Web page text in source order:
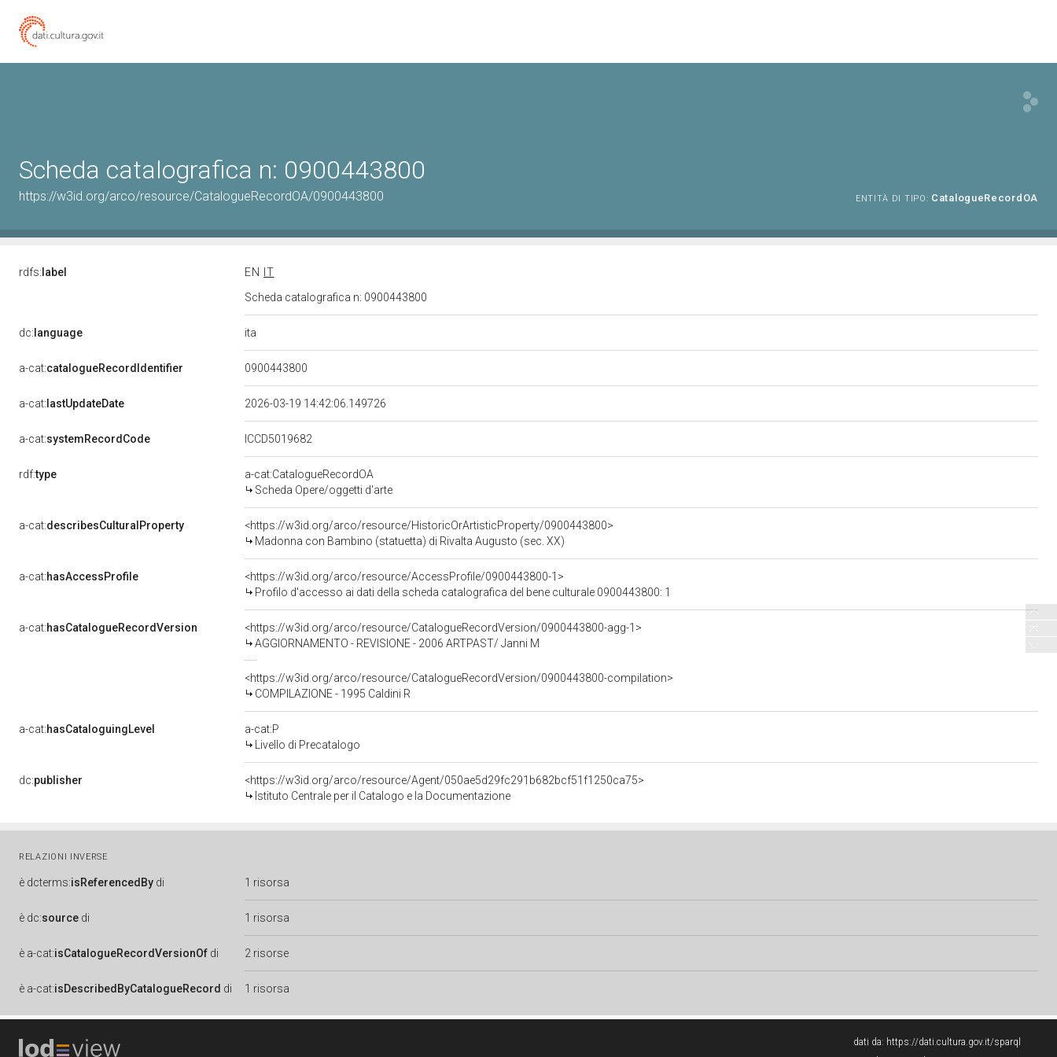
Scheda catalografica n: 0900443800
https://w3id.org/arco/resource/CatalogueRecordOA/0900443800 ENTITÀ DI TIPO: CatalogueRecordOA
rdfs: label EN
IT
Scheda catalografica n: 0900443800
dc: language ita
a-cat:catalogueRecordIdentifier 0900443800
a-cat: lastUpdateDate 2026-03-19 14:42:06.149726
a-cat:systemRecordCode ICCD5019682
rdf:type
a-cat:CatalogueRecordOA
Scheda Opere/oggetti d'arte
a-cat:describesCulturalProperty
<https://w3id.org/arco/resource/HistoricOrArtisticProperty/0900443800>
Madonna con Bambino (statuetta) di Rivalta Augusto (sec. XX)
a-cat:hasAccessProfile
<https://w3id.org/arco/resource/AccessProfile/0900443800-1>
Profilo d'accesso ai dati della scheda catalografica del bene culturale 0900443800: 1
a-cat:hasCatalogueRecordVersion
<https://w3id.org/arco/resource/CatalogueRecordVersion/0900443800-agg-1>
AGGIORNAMENTO - REVISIONE - 2006 ARTPAST/ Janni M
<https://w3id.org/arco/resource/CatalogueRecordVersion/0900443800-compilation>
COMPILAZIONE - 1995 Caldini R
a-cat:hasCataloguingLevel
a-cat:P
Livello di Precatalogo
dc:publisher
<https://w3id.org/arco/resource/Agent/050ae5d29fc291b682bcf51f1250ca75>
Istituto Centrale per il Catalogo e la Documentazione
RELAZIONI INVERSE
è dcterms:isReferencedBy di 1 risorsa
è dc:source di 1 risorsa
è a-cat:isCatalogueRecordVersionOf di 2 risorse
è a-cat:isDescribedByCatalogueRecord di 1 risorsa
dati da: https://dati.cultura.gov.it/sparql